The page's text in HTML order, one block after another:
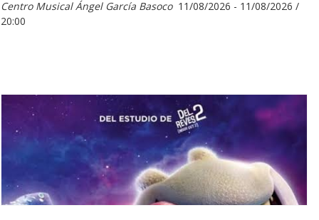
Centro Musical Ángel García Basoco 11/08/2026 - 11/08/2026 /
20:00